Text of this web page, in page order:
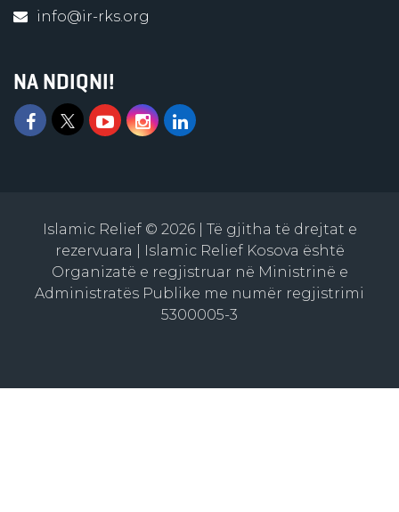
info@ir-rks.org
NA NDIQNI!
Islamic Relief © 2026 | Të gjitha të drejtat e
rezervuara | Islamic Relief Kosova është
Organizatë e regjistruar në Ministrinë e
Administratës Publike me numër regjistrimi
5300005-3